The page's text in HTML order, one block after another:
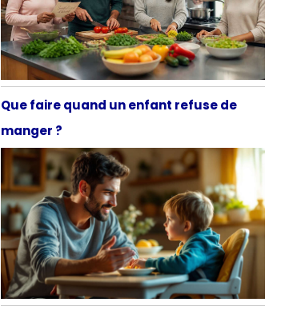
Que faire quand un enfant refuse de
manger ?